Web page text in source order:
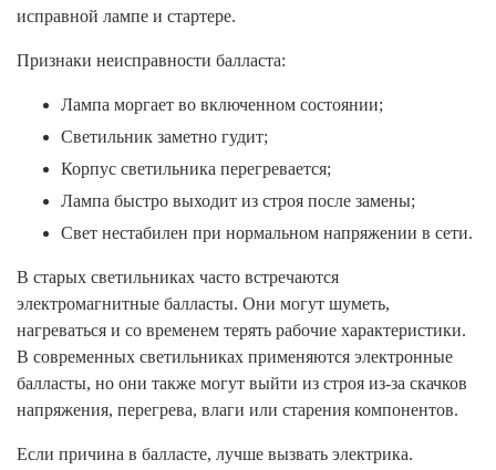
исправной лампе и стартере.
Признаки неисправности балласта:
Лампа моргает во включенном состоянии;
Светильник заметно гудит;
Корпус светильника перегревается;
Лампа быстро выходит из строя после замены;
Свет нестабилен при нормальном напряжении в сети.
В старых светильниках часто встречаются
электромагнитные балласты. Они могут шуметь,
нагреваться и со временем терять рабочие характеристики.
В современных светильниках применяются электронные
балласты, но они также могут выйти из строя из-за скачков
напряжения, перегрева, влаги или старения компонентов.
Если причина в балласте, лучше вызвать электрика.